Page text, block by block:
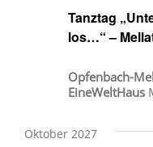
Tanztag
los…“ –
Opfenbach-
EineWeltHaus
Oktober 2027